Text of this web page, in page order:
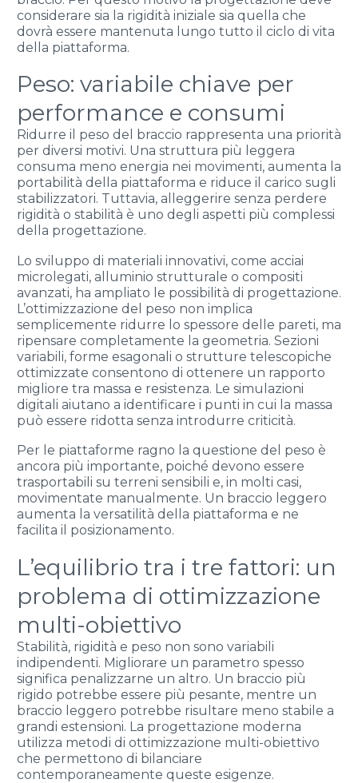
considerare sia la rigidità iniziale sia quella che
dovrà essere mantenuta lungo tutto il ciclo di vita
della piattaforma.
Peso: variabile chiave per
performance e consumi
Ridurre il peso del braccio rappresenta una priorità
per diversi motivi. Una struttura più leggera
consuma meno energia nei movimenti, aumenta la
portabilità della piattaforma e riduce il carico sugli
stabilizzatori. Tuttavia, alleggerire senza perdere
rigidità o stabilità è uno degli aspetti più complessi
della progettazione.
Lo sviluppo di materiali innovativi, come acciai
microlegati, alluminio strutturale o compositi
avanzati, ha ampliato le possibilità di progettazione.
L’ottimizzazione del peso non implica
semplicemente ridurre lo spessore delle pareti, ma
ripensare completamente la geometria. Sezioni
variabili, forme esagonali o strutture telescopiche
ottimizzate consentono di ottenere un rapporto
migliore tra massa e resistenza. Le simulazioni
digitali aiutano a identificare i punti in cui la massa
può essere ridotta senza introdurre criticità.
Per le piattaforme ragno la questione del peso è
ancora più importante, poiché devono essere
trasportabili su terreni sensibili e, in molti casi,
movimentate manualmente. Un braccio leggero
aumenta la versatilità della piattaforma e ne
facilita il posizionamento.
L’equilibrio tra i tre fattori: un
problema di ottimizzazione
multi-obiettivo
Stabilità, rigidità e peso non sono variabili
indipendenti. Migliorare un parametro spesso
significa penalizzarne un altro. Un braccio più
rigido potrebbe essere più pesante, mentre un
braccio leggero potrebbe risultare meno stabile a
grandi estensioni. La progettazione moderna
utilizza metodi di ottimizzazione multi-obiettivo
che permettono di bilanciare
contemporaneamente queste esigenze.